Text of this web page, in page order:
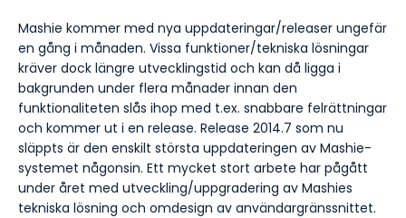
Mashie kommer med nya uppdateringar/releaser ungefär
en gång i månaden. Vissa funktioner/tekniska lösningar
kräver dock längre utvecklingstid och kan då ligga i
bakgrunden under flera månader innan den
funktionaliteten slås ihop med t.ex. snabbare felrättningar
och kommer ut i en release. Release 2014.7 som nu
släppts är den enskilt största uppdateringen av Mashie-
systemet någonsin. Ett mycket stort arbete har pågått
under året med utveckling/uppgradering av Mashies
tekniska lösning och omdesign av användargränssnittet.